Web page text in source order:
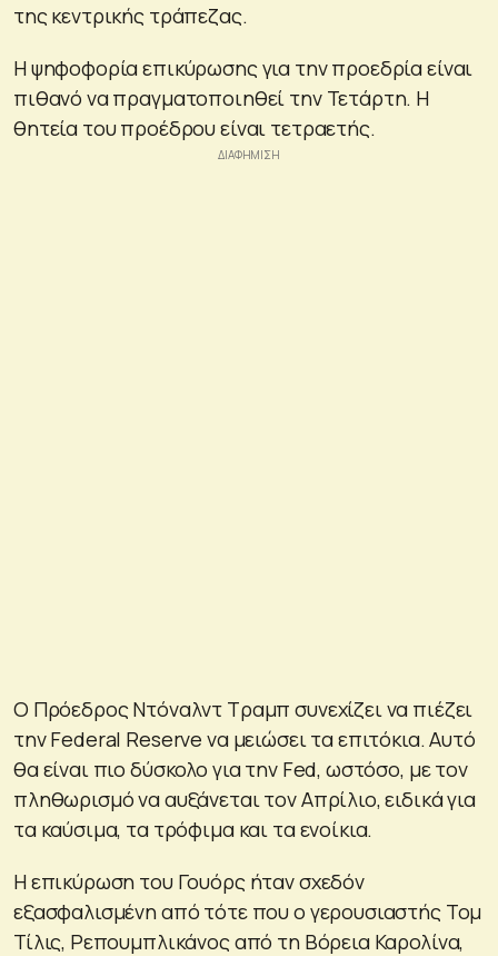
της κεντρικής τράπεζας.
Η ψηφοφορία επικύρωσης για την προεδρία είναι
πιθανό να πραγματοποιηθεί την Τετάρτη. Η
θητεία του προέδρου είναι τετραετής.
Ο Πρόεδρος Ντόναλντ Τραμπ συνεχίζει να πιέζει
την Federal Reserve να μειώσει τα επιτόκια. Αυτό
θα είναι πιο δύσκολο για την Fed, ωστόσο, με τον
πληθωρισμό να αυξάνεται τον Απρίλιο, ειδικά για
τα καύσιμα, τα τρόφιμα και τα ενοίκια.
Η επικύρωση του Γουόρς ήταν σχεδόν
εξασφαλισμένη από τότε που ο γερουσιαστής Τομ
Τίλις, Ρεπουμπλικάνος από τη Βόρεια Καρολίνα,